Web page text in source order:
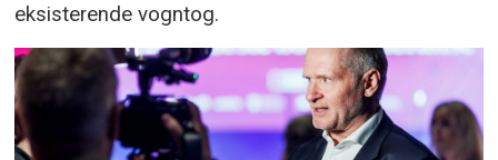
eksisterende vogntog.